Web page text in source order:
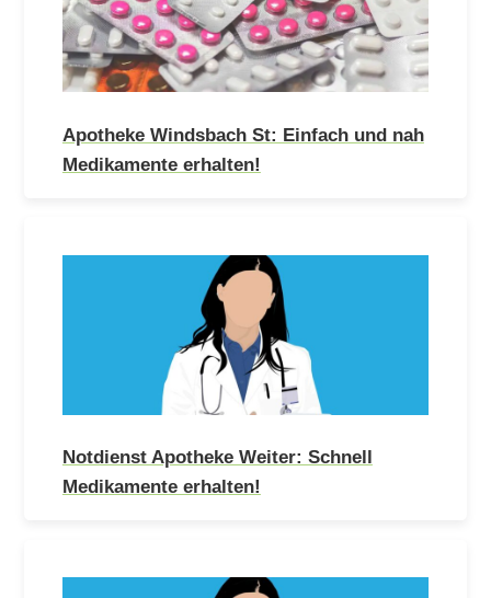
Apotheke Windsbach St: Einfach und nah
Medikamente erhalten!
Notdienst Apotheke Weiter: Schnell
Medikamente erhalten!